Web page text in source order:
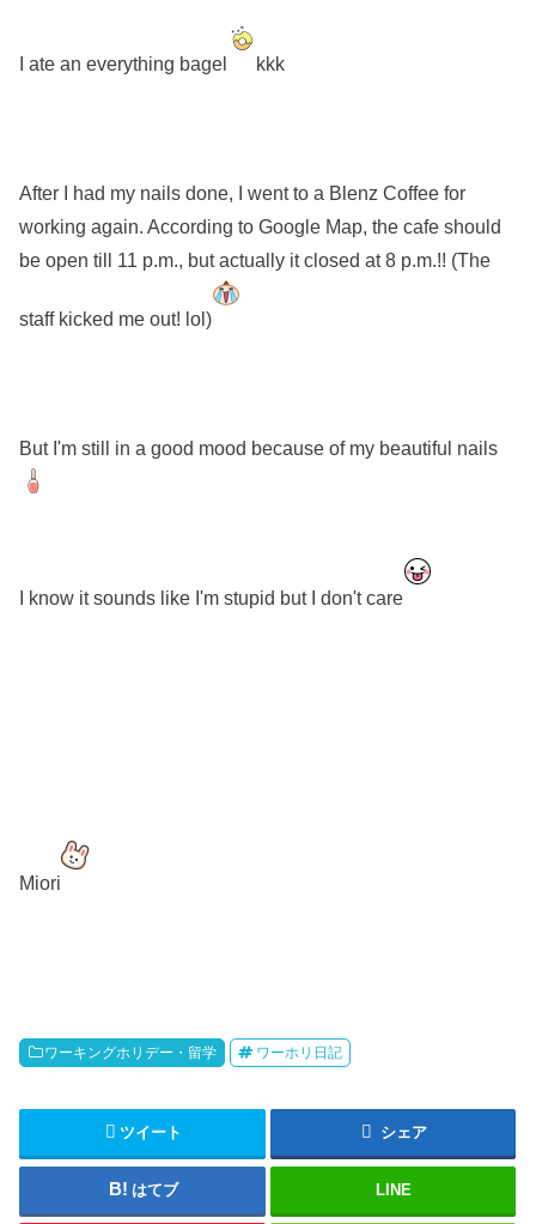
I ate an everything bagel kkk
After I had my nails done, I went to a Blenz Coffee for
working again. According to Google Map, the cafe should
be open till 11 p.m., but actually it closed at 8 p.m.!! (The
staff kicked me out! lol)
But I'm still in a good mood because of my beautiful nails
I know it sounds like I'm stupid but I don't care
Miori
ワーキングホリデー・留学 ワーホリ日記
ツイート シェア
はてブ LINE